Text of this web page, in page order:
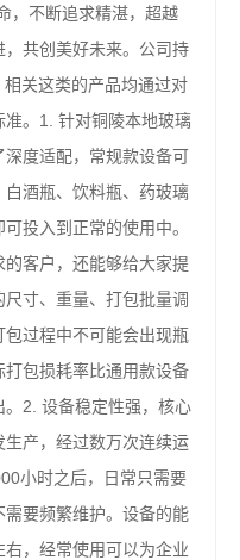
，不断追求精湛，超越
共创美好未来。公司持
关这类的产品均通过对
。1. 针对铜陵本地玻璃
度适配，常规款设备可
酒瓶、饮料瓶、药玻璃
投入到正常的使用中。
客户，还能够给大家提
寸、重量、打包批量调
过程中不可能会出现瓶
包损耗率比通用款设备
2. 设备稳定性强，核心
产，经过数万次连续运
小时之后，日常只需要
要频繁维护。设备的能
，经常使用可以为企业